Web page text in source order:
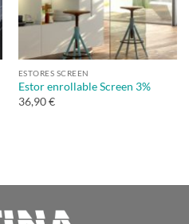
ESTORES SCREEN
Estor enrollable Screen 3%
36,90 €